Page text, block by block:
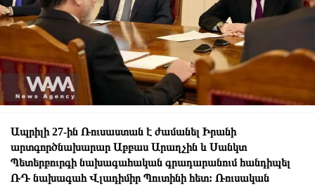
Ապրիլի 27-ին Ռուսաստան է ժամանել Իրանի
արտգործնախարար Աբբաս Արաղչին և Սանկտ
Պետերբուրգի նախագահական գրադարանում հանդիպել
ՌԴ նախագահ Վլադիմիր Պուտինի հետ: Ռուսական